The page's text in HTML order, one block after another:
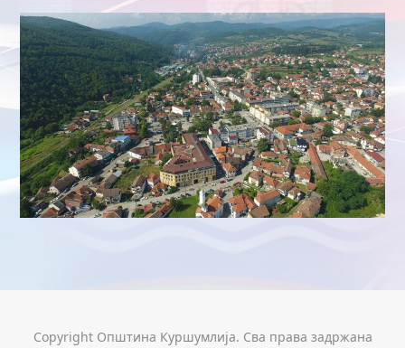
Copyright Општина Куршумлија. Сва права задржана